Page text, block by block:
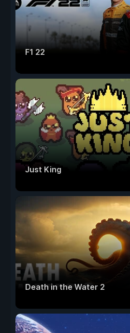
F1 22
Just King
Death in the Water 2